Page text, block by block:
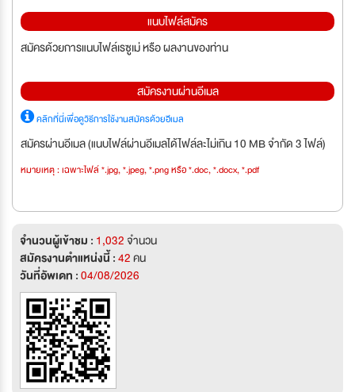
แนบไฟล์สมัคร
สมัครด้วยการแนบไฟล์เรซูเม่ หรือ ผลงานของท่าน
สมัครงานผ่านอีเมล
คลิกที่นี่เพื่อดูวิธีการใช้งานสมัครด้วยอีเมล
สมัครผ่านอีเมล (แนบไฟล์ผ่านอีเมลได้ไฟล์ละไม่เกิน 10 MB จำกัด 3 ไฟล์)
หมายเหตุ : เฉพาะไฟล์ *.jpg, *.jpeg, *.png หรือ *.doc, *.docx, *.pdf
จำนวนผู้เข้าชม : 1,032จำนวน
สมัครงานตำแหน่งนี้ :42คน
วันที่อัพเดท :04/08/2026